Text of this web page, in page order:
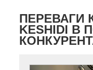
ПЕРЕВАГИ
KESHIDI В